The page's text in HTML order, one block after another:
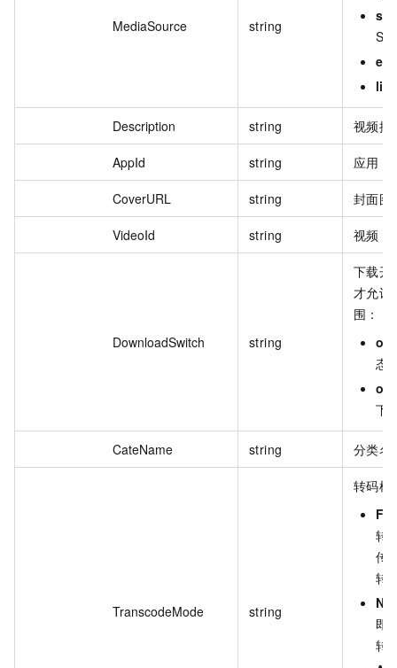
MediaSource string
Description string 视频描
AppId string 应用
CoverURL string 封面图
VideoId string 视频
DownloadSwitch string
下载开
才允许
围：
on
态
off
下
CateName string 分类名
TranscodeMode string
转码模
转
传
转
即
转